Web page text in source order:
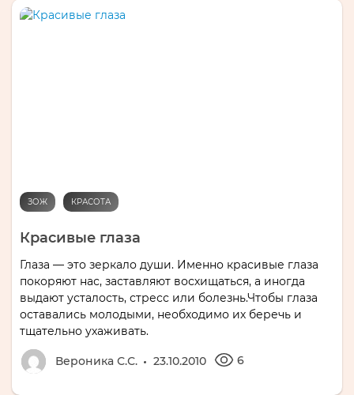
ЗОЖ КРАСОТА
Красивые глаза
Глаза — это зеркало души. Именно красивые глаза
покоряют нас, заставляют восхищаться, а иногда
выдают усталость, стресс или болезнь.Чтобы глаза
оставались молодыми, необходимо их беречь и
тщательно ухаживать.
Вероника С.С. 23.10.2010 6